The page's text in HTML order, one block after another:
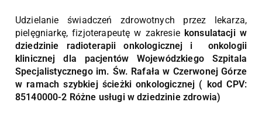
Udzielanie świadczeń zdrowotnych przez lekarza,
pielęgniarkę, fizjoterapeutę w zakresie konsulatacji w
dziedzinie radioterapii onkologicznej i onkologii
klinicznej dla pacjentów Wojewódzkiego Szpitala
Specjalistycznego im. Św. Rafała w Czerwonej Górze
w ramach szybkiej ścieżki onkologicznej ( kod CPV:
85140000-2 Różne usługi w dziedzinie zdrowia)